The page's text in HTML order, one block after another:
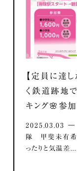
【定員に達
く鉄道跡地
キング🌸参加
2025.03.03 ―
隊 甲斐未有希
ったりと気温差...